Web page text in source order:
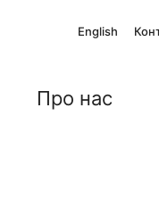
English
Про нас